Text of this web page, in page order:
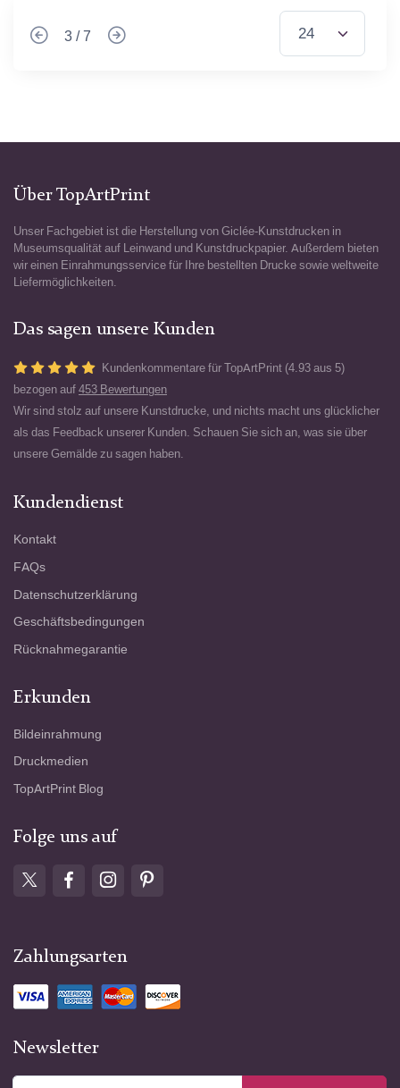
3 / 7
Über TopArtPrint
Unser Fachgebiet ist die Herstellung von Giclée-Kunstdrucken in
Museumsqualität auf Leinwand und Kunstdruckpapier. Außerdem bieten
wir einen Einrahmungsservice für Ihre bestellten Drucke sowie weltweite
Liefermöglichkeiten.
Das sagen unsere Kunden
Kundenkommentare für TopArtPrint (4.93 aus 5)
bezogen auf 453 Bewertungen
Wir sind stolz auf unsere Kunstdrucke, und nichts macht uns glücklicher
als das Feedback unserer Kunden. Schauen Sie sich an, was sie über
unsere Gemälde zu sagen haben.
Kundendienst
Kontakt
FAQs
Datenschutzerklärung
Geschäftsbedingungen
Rücknahmegarantie
Erkunden
Bildeinrahmung
Druckmedien
TopArtPrint Blog
Folge uns auf
Zahlungsarten
Newsletter